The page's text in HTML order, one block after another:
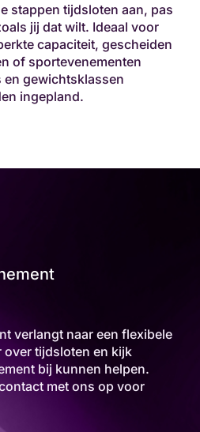
stappen tijdsloten aan, pas
jij dat wilt. Ideaal voor
capaciteit, gescheiden
of sportevenementen
gewichtsklassen
ingepland.
verlangt naar een flexibele
over tijdsloten en kijk
bij kunnen helpen.
met ons op voor